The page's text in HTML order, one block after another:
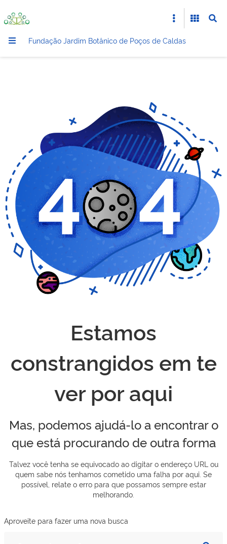
Fundação Jardim Botânico de Poços de Caldas
Estamos
constrangidos em te
ver por aqui
Mas, podemos ajudá-lo a encontrar o
que está procurando de outra forma
Talvez você tenha se equivocado ao digitar o endereço URL ou
quem sabe nós tenhamos cometido uma falha por aqui. Se
possível, relate o erro para que possamos sempre estar
melhorando.
Aproveite para fazer uma nova busca